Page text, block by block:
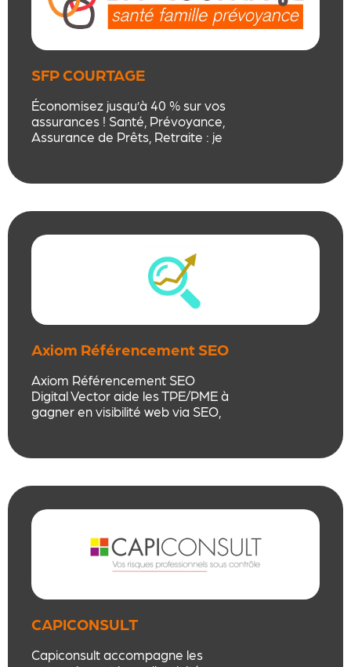
SFP COURTAGE
Économisez jusqu’à 40 % sur vos
assurances ! Santé, Prévoyance,
Assurance de Prêts, Retraite : je
fastidieuses. Un interlocuteur
service client noté 5 étoiles.
Axiom Référencement SEO
Axiom Référencement SEO
Digital Vector aide les TPE/PME à
gagner en visibilité web via SEO,
approche éthique, sur mesure et
CAPICONSULT
Capiconsult accompagne les